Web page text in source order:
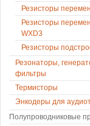
Резисторы
Резисторы
WXD3
Резисторы
Резонаторы,
фильтры
Термисторы
Энкодеры для
Полупроводниковые